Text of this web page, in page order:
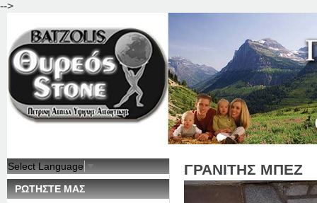
-->
ΓΡΑΝΙΤΗΣ ΜΠΕΖ
Select Language▼
ΡΩΤΗΣΤΕ ΜΑΣ